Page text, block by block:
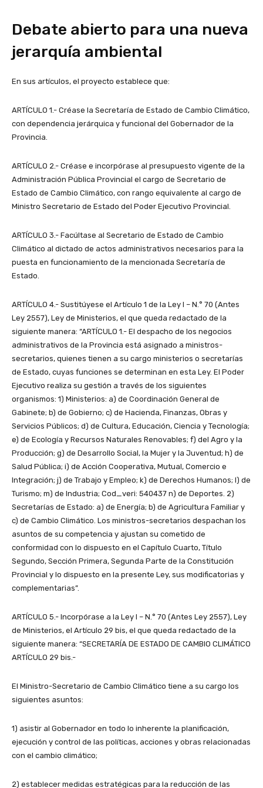
Debate abierto para una nueva
jerarquía ambiental
En sus artículos, el proyecto establece que:
ARTÍCULO 1.- Créase la Secretaría de Estado de Cambio Climático,
con dependencia jerárquica y funcional del Gobernador de la
Provincia.
ARTÍCULO 2.- Créase e incorpórase al presupuesto vigente de la
Administración Pública Provincial el cargo de Secretario de
Estado de Cambio Climático, con rango equivalente al cargo de
Ministro Secretario de Estado del Poder Ejecutivo Provincial.
ARTÍCULO 3.- Facúltase al Secretario de Estado de Cambio
Climático al dictado de actos administrativos necesarios para la
puesta en funcionamiento de la mencionada Secretaría de
Estado.
ARTÍCULO 4.- Sustitúyese el Artículo 1 de la Ley I – N.° 70 (Antes
Ley 2557), Ley de Ministerios, el que queda redactado de la
siguiente manera: “ARTÍCULO 1.- El despacho de los negocios
administrativos de la Provincia está asignado a ministros-
secretarios, quienes tienen a su cargo ministerios o secretarías
de Estado, cuyas funciones se determinan en esta Ley. El Poder
Ejecutivo realiza su gestión a través de los siguientes
organismos: 1) Ministerios: a) de Coordinación General de
Gabinete; b) de Gobierno; c) de Hacienda, Finanzas, Obras y
Servicios Públicos; d) de Cultura, Educación, Ciencia y Tecnología;
e) de Ecología y Recursos Naturales Renovables; f) del Agro y la
Producción; g) de Desarrollo Social, la Mujer y la Juventud; h) de
Salud Pública; i) de Acción Cooperativa, Mutual, Comercio e
Integración; j) de Trabajo y Empleo; k) de Derechos Humanos; l) de
Turismo; m) de Industria; Cod_veri: 540437 n) de Deportes. 2)
Secretarías de Estado: a) de Energía; b) de Agricultura Familiar y
c) de Cambio Climático. Los ministros-secretarios despachan los
asuntos de su competencia y ajustan su cometido de
conformidad con lo dispuesto en el Capítulo Cuarto, Título
Segundo, Sección Primera, Segunda Parte de la Constitución
Provincial y lo dispuesto en la presente Ley, sus modificatorias y
complementarias”.
ARTÍCULO 5.- Incorpórase a la Ley I – N.° 70 (Antes Ley 2557), Ley
de Ministerios, el Artículo 29 bis, el que queda redactado de la
siguiente manera: “SECRETARÍA DE ESTADO DE CAMBIO CLIMÁTICO
ARTÍCULO 29 bis.-
El Ministro-Secretario de Cambio Climático tiene a su cargo los
siguientes asuntos:
1) asistir al Gobernador en todo lo inherente la planificación,
ejecución y control de las políticas, acciones y obras relacionadas
con el cambio climático;
2) establecer medidas estratégicas para la reducción de las